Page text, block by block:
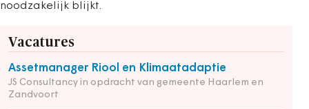
noodzakelijk blijkt.
Vacatures
Assetmanager Riool en Klimaatadaptie
JS Consultancy in opdracht van gemeente Haarlem en
Zandvoort